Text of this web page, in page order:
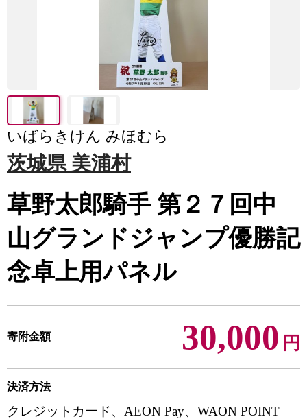
いばらきけん みほむら
茨城県 美浦村
草野太郎騎手 第２７回中
山グランドジャンプ優勝記
念卓上用パネル
寄附金額 30,000 円
決済方法
クレジットカード、AEON Pay、WAON POINT